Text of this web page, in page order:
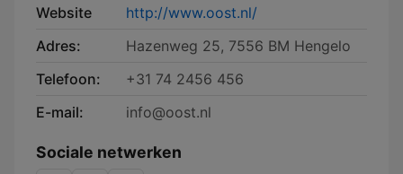
Website
http://www.oost.nl/
Adres:
Hazenweg 25, 7556 BM Hengelo
Telefoon:
+31 74 2456 456
E-mail:
info@oost.nl
Sociale netwerken